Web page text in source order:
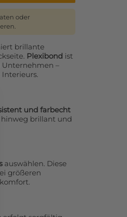
oder
brillante
Plexibond ist
–
und farbecht
hinweg brillant und
auswählen. Diese
größeren